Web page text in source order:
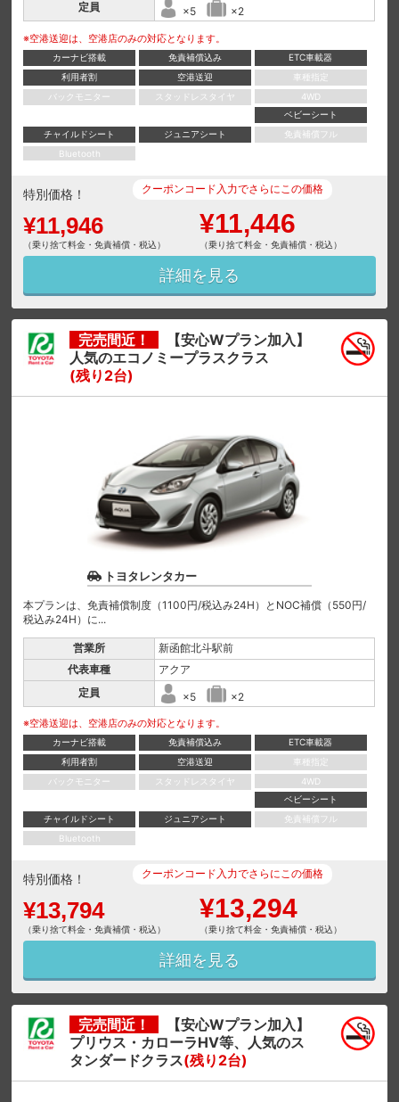
定員
×5 ×2
※空港送迎は、空港店のみの対応となります。
カーナビ搭載 免責補償込み
ETC車載器
利用者割
空港送迎
車種指定
バックモニター
スタッドレスタイヤ
4WD
ベビーシート
チャイルドシート
ジュニアシート
免責補償フル
Bluetooth
特別価格！
¥11,946
（乗り捨て料金・免責補償・税込）
クーポンコード入力でさらにこの価格
¥11,446
（乗り捨て料金・免責補償・税込）
詳細を見る
完売間近！
【安心Wプラン加入】
人気のエコノミープラスクラス
(残り2台)
トヨタレンタカー
本プランは、免責補償制度（1100円/税込み24H）とNOC補償（550円/
税込み24H）に...
営業所
新函館北斗駅前
代表車種
アクア
定員
×5 ×2
※空港送迎は、空港店のみの対応となります。
カーナビ搭載 免責補償込み
ETC車載器
利用者割
空港送迎
車種指定
バックモニター
スタッドレスタイヤ
4WD
ベビーシート
チャイルドシート
ジュニアシート
免責補償フル
Bluetooth
特別価格！
¥13,794
（乗り捨て料金・免責補償・税込）
クーポンコード入力でさらにこの価格
¥13,294
（乗り捨て料金・免責補償・税込）
詳細を見る
完売間近！
【安心Wプラン加入】
プリウス・カローラHV等、人気のス
タンダードクラス(残り2台)